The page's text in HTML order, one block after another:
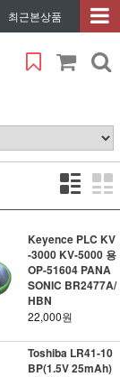
최근본상품
Keyence PLC KV
-3000 KV-5000 용
OP-51604 PANA
SONIC BR2477A/
HBN
22,000원
Toshiba LR41-10
BP(1.5V 25mAh)